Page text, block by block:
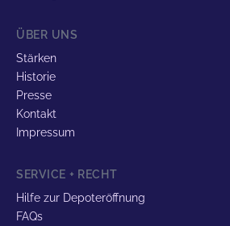
ÜBER UNS
Stärken
Historie
Presse
Kontakt
Impressum
SERVICE + RECHT
Hilfe zur Depoteröffnung
FAQs